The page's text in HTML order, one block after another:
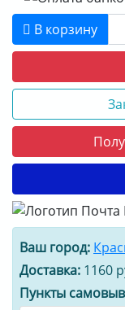
В корзину
Ваш город:
Доставка: 1160
Пункты